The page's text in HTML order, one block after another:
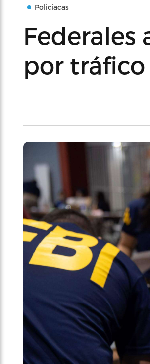
Policíacas
Federales
por tráfico